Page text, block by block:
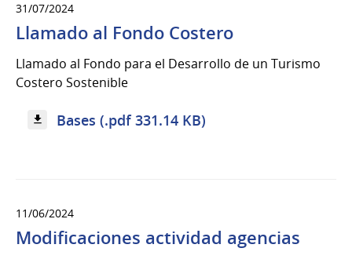
31/07/2024
Llamado al Fondo Costero
Llamado al Fondo para el Desarrollo de un Turismo
Costero Sostenible
Bases (.pdf 331.14 KB)
11/06/2024
Modificaciones actividad agencias